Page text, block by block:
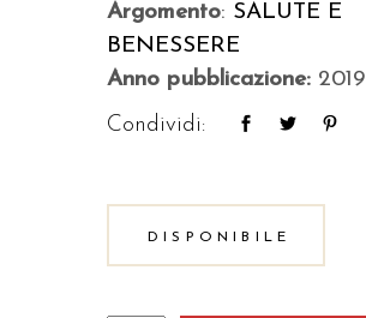
Argomento: SALUTE E
BENESSERE
Anno pubblicazione: 2019
Condividi:
DISPONIBILE